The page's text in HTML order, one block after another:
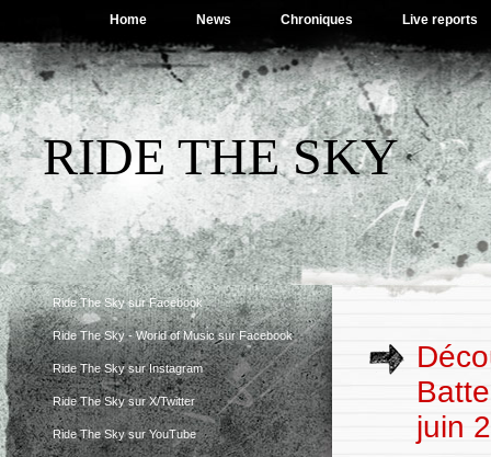
Home News Chroniques Live reports
RIDE THE SKY
Ride The Sky sur Facebook
Ride The Sky - World of Music sur Facebook
Ride The Sky sur Instagram
Ride The Sky sur X/Twitter
Ride The Sky sur YouTube
juin